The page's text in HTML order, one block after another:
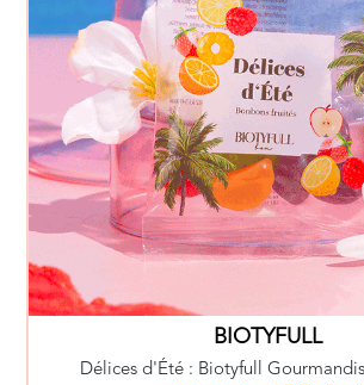
BIOTYFULL
Délices d'Été : Biotyfull